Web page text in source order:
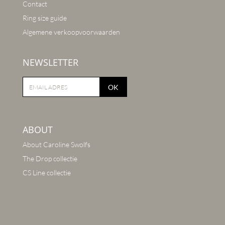
Contact
Ring size guide
Algemene verkoopvoorwaarden
NEWSLETTER
OK
ABOUT
About Caroline Swolfs
The Drop collectie
CS Line collectie